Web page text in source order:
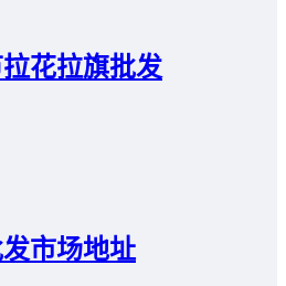
花拉旗批发
市场地址